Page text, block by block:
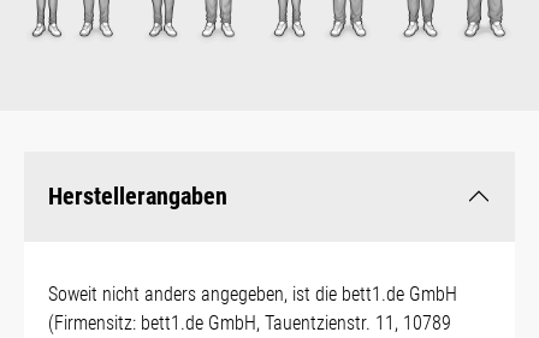
Herstellerangaben
Soweit nicht anders angegeben, ist die bett1.de GmbH
(Firmensitz: bett1.de GmbH, Tauentzienstr. 11, 10789